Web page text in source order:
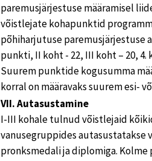
paremusjärjestuse määramisel
võistlejate kohapunktid
põhiharjutuse paremusjärjestuse
punkti, II koht - 22, III koht – 20, 4.
Suurem punktide kogusumma
korral on määravaks suurem esi-
VII. Autasustamine
I-III kohale tulnud võistlejaid
vanusegruppides autasustatakse
pronksmedali ja diplomiga.